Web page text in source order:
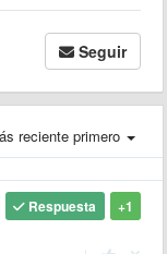
Seguir
reciente primero
+1
Respuesta